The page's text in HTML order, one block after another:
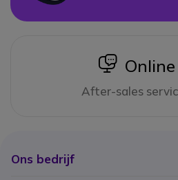
icon
After-sales
Ons bedrijf